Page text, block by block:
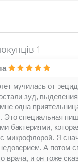
1
мучилась от
зуд,
одна
Это специальная
бактериями,
микрофлорой. Я
А потом
врача, и он тоже